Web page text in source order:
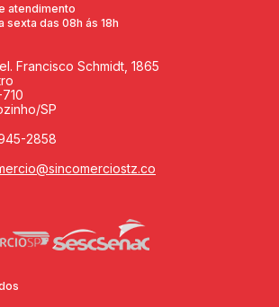
atendimento
sexta das 08h ás 18h
Francisco Schmidt, 1865
SP
2858